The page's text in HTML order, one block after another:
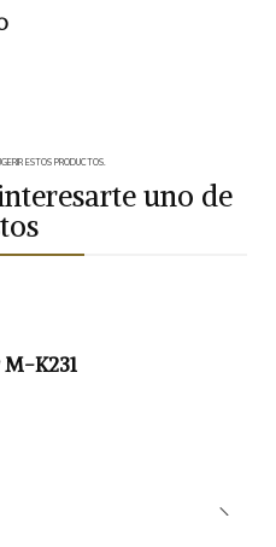
ESTOS PRODUCTOS.
uno de
K231